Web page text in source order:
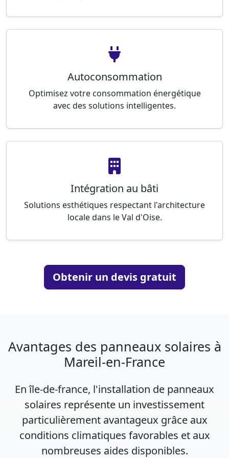
Autoconsommation
Optimisez votre consommation énergétique
avec des solutions intelligentes.
Intégration au bâti
Solutions esthétiques respectant l'architecture
locale dans le Val d'Oise.
Obtenir un devis gratuit
Avantages des panneaux solaires à
Mareil-en-France
En île-de-france, l'installation de panneaux
solaires représente un investissement
particulièrement avantageux grâce aux
conditions climatiques favorables et aux
nombreuses aides disponibles.